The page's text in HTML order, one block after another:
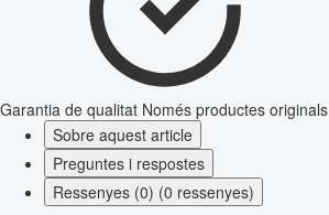
Garantia de qualitat Només productes originals
Sobre aquest article
Preguntes i respostes
Ressenyes (0) (0 ressenyes)